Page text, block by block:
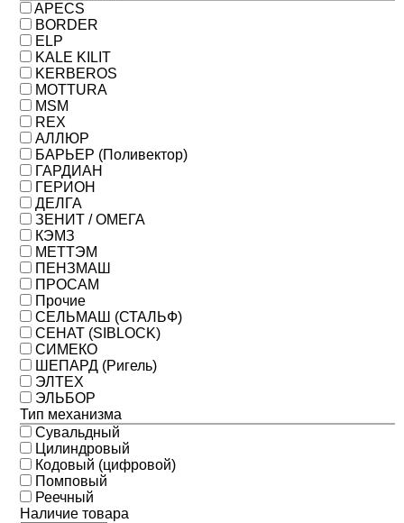
APECS
BORDER
ELP
KALE KILIT
KERBEROS
MOTTURA
MSM
REX
АЛЛЮР
БАРЬЕР (Поливектор)
ГАРДИАН
ГЕРИОН
ДЕЛГА
ЗЕНИТ / ОМЕГА
КЭМЗ
МЕТТЭМ
ПЕНЗМАШ
ПРОСАМ
Прочие
СЕЛЬМАШ (СТАЛЬФ)
СЕНАТ (SIBLOCK)
СИМЕКО
ШЕПАРД (Ригель)
ЭЛТЕХ
ЭЛЬБОР
Тип механизма
Сувальдный
Цилиндровый
Кодовый (цифровой)
Помповый
Реечный
Наличие товара